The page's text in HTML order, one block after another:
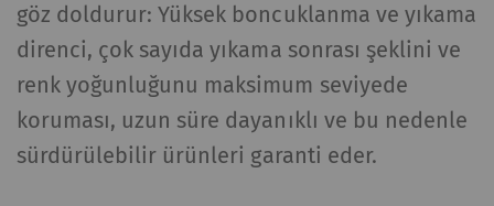
göz doldurur: Yüksek boncuklanma ve yıkama
direnci, çok sayıda yıkama sonrası şeklini ve
renk yoğunluğunu maksimum seviyede
koruması, uzun süre dayanıklı ve bu nedenle
sürdürülebilir ürünleri garanti eder.